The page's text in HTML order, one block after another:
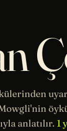
anlatılır. 1